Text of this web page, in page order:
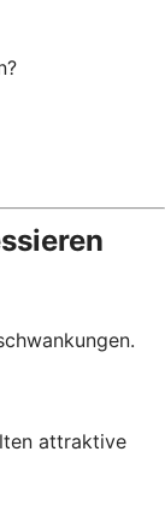
attraktive